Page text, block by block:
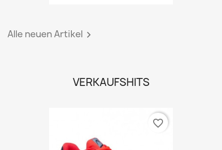
Alle neuen Artikel 
VERKAUFSHITS
favorite_border